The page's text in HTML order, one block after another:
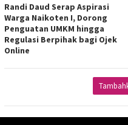
Randi Daud Serap Aspirasi
Warga Naikoten I, Dorong
Penguatan UMKM hingga
Regulasi Berpihak bagi Ojek
Online